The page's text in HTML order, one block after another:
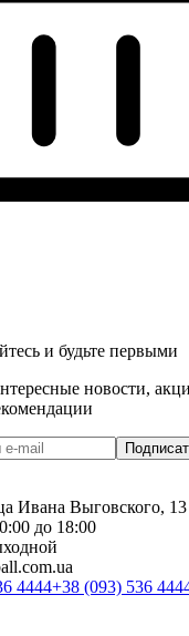
и будьте первыми
новости,
Ивана Выговского, 13
до 18:00
4444+38 (093) 536